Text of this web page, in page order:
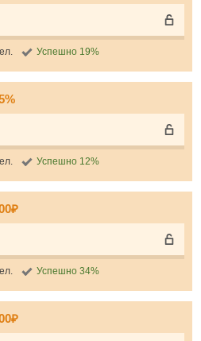
Успешно 19%
Успешно 12%
Успешно 34%